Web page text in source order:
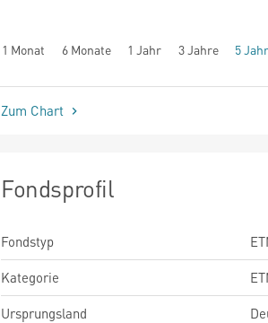
1 Monat 6 Monate 1 Jahr 3 Jahre 5
Zum Chart
Fondsprofil
Fondstyp
Kategorie
Ursprungsland